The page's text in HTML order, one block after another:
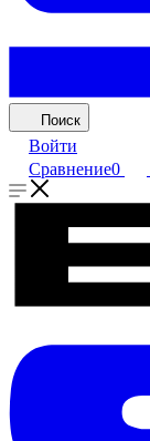
Поиск
Войти
Сравнение0